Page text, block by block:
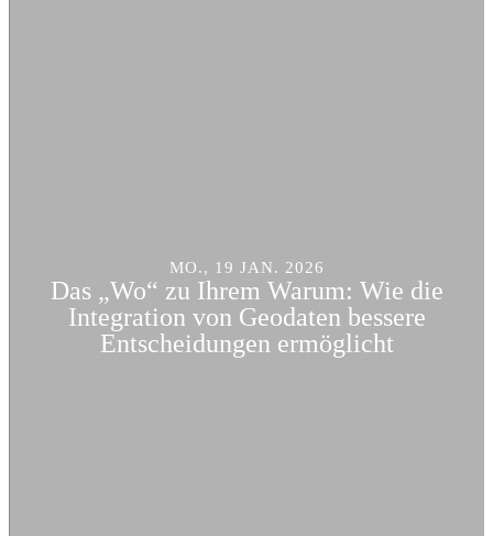
MO., 19 JAN. 2026
Das „Wo“ zu Ihrem Warum: Wie die
Integration von Geodaten bessere
Entscheidungen ermöglicht